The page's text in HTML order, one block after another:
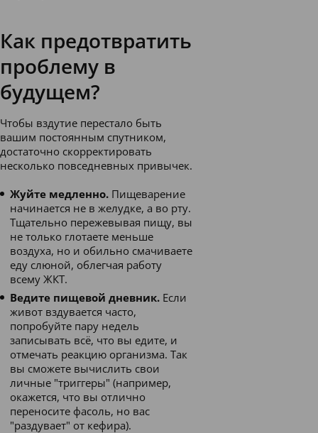
Как предотвратить
проблему в
будущем?
Чтобы вздутие перестало быть
вашим постоянным спутником,
достаточно скорректировать
несколько повседневных привычек.
Жуйте медленно. Пищеварение
начинается не в желудке, а во рту.
Тщательно пережевывая пищу, вы
не только глотаете меньше
воздуха, но и обильно смачиваете
еду слюной, облегчая работу
всему ЖКТ.
Ведите пищевой дневник. Если
живот вздувается часто,
попробуйте пару недель
записывать всё, что вы едите, и
отмечать реакцию организма. Так
вы сможете вычислить свои
личные "триггеры" (например,
окажется, что вы отлично
переносите фасоль, но вас
"раздувает" от кефира).